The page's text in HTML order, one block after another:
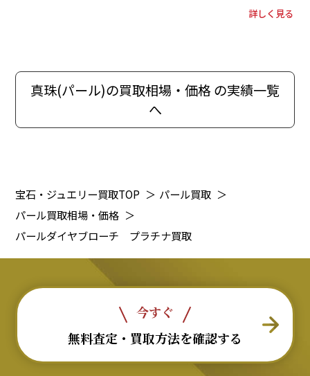
詳しく見る
真珠(パール)の買取相場・価格 の実績一覧
へ
宝石・ジュエリー買取TOP ＞ パール買取 ＞
パール買取相場・価格 ＞
パールダイヤブローチ プラチナ買取
今すぐ
無料査定・買取方法を確認する